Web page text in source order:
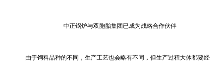
中正锅炉与双胞胎集团已成为战略合作伙伴
由于饲料品种的不同，生产工艺也会略有不同，但生产过程大体都要经